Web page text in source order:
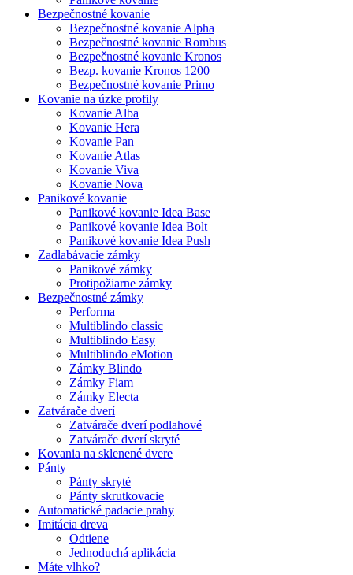
Bezpečnostné kovanie
Bezpečnostné kovanie Alpha
Bezpečnostné kovanie Rombus
Bezpečnostné kovanie Kronos
Bezp. kovanie Kronos 1200
Bezpečnostné kovanie Primo
Kovanie na úzke profily
Kovanie Alba
Kovanie Hera
Kovanie Pan
Kovanie Atlas
Kovanie Viva
Kovanie Nova
Panikové kovanie
Panikové kovanie Idea Base
Panikové kovanie Idea Bolt
Panikové kovanie Idea Push
Zadlabávacie zámky
Panikové zámky
Protipožiarne zámky
Bezpečnostné zámky
Performa
Multiblindo classic
Multiblindo Easy
Multiblindo eMotion
Zámky Blindo
Zámky Fiam
Zámky Electa
Zatvárače dverí
Zatvárače dverí podlahové
Zatvárače dverí skryté
Kovania na sklenené dvere
Pánty
Pánty skryté
Pánty skrutkovacie
Automatické padacie prahy
Imitácia dreva
Odtiene
Jednoduchá aplikácia
Máte vlhko?